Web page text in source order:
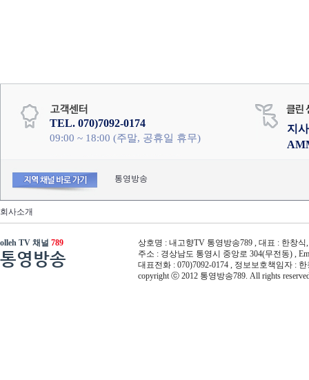
TEL. 070)7092-0174
09:00 ~ 18:00 (주말, 공휴일 휴무)
지
통영방송
회사소개
olleh TV 채널 789
통영방송
상호명 : 내고향TV 통영방송789 , 대표 : 한창식
주소 : 경상남도 통영시 중앙로 304(무전동) ,
대표전화 : 070)7092-0174 , 정보보호책임자 :
copyright ⓒ 2012 통영방송789. All rights